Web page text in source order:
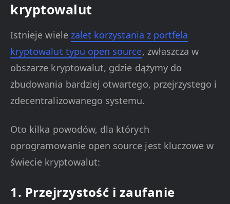
kryptowalut
Istnieje wiele zalet korzystania z portfela
kryptowalut typu open source, zwłaszcza w
obszarze kryptowalut, gdzie dążymy do
zbudowania bardziej otwartego, przejrzystego i
zdecentralizowanego systemu.
Oto kilka powodów, dla których
oprogramowanie open source jest kluczowe w
świecie kryptowalut:
1. Przejrzystość i zaufanie